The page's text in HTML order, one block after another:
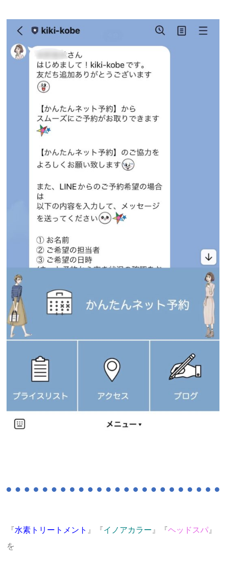
『水素トリートメント 』『イノアカラー 』『ヘッドスパ 』
を